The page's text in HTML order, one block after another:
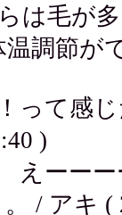
毛が多
調節が
て感じ
)
ーーー
/ アキ (